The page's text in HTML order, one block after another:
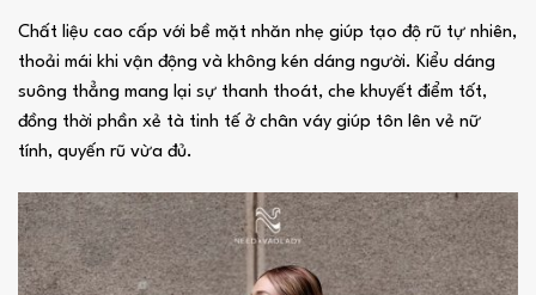
Chất liệu cao cấp với bề mặt nhăn nhẹ giúp tạo độ rũ tự nhiên,
thoải mái khi vận động và không kén dáng người. Kiểu dáng
suông thẳng mang lại sự thanh thoát, che khuyết điểm tốt,
đồng thời phần xẻ tà tinh tế ở chân váy giúp tôn lên vẻ nữ
tính, quyến rũ vừa đủ.